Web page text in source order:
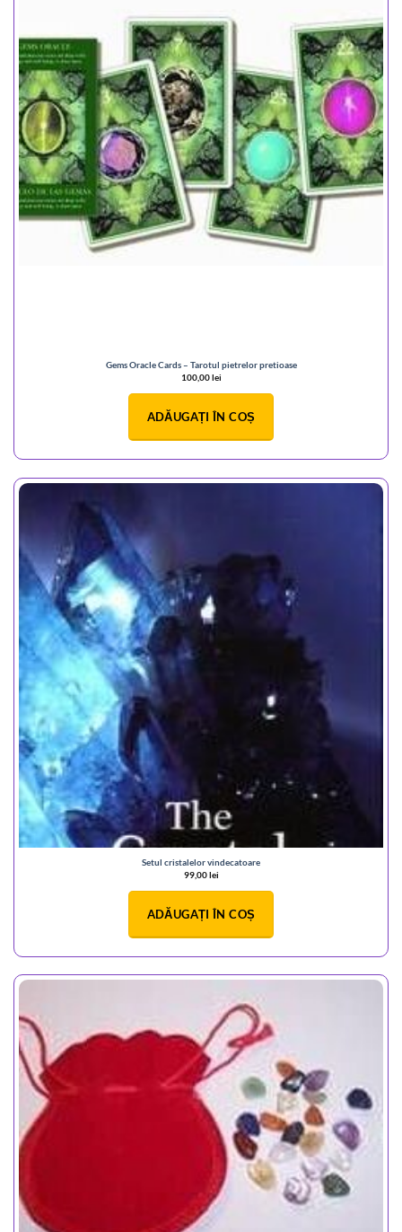
Gems Oracle Cards – Tarotul pietrelor pretioase
100,00lei
ADĂUGAȚI ÎN COȘ
Setul cristalelor vindecatoare
99,00lei
ADĂUGAȚI ÎN COȘ